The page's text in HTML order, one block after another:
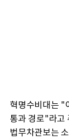
혁명수비대는 "
통과 경로"라고
법무차관보는